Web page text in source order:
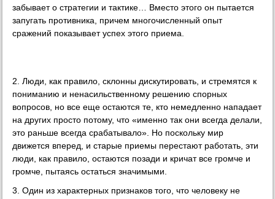
забывает о стратегии и тактике… Вместо этого он пытается
запугать противника, причем многочисленный опыт
сражений показывает успех этого приема.
2. Люди, как правило, склонны дискутировать, и стремятся к
пониманию и ненасильственному решению спорных
вопросов, но все еще остаются те, кто немедленно нападает
на других просто потому, что «именно так они всегда делали,
это раньше всегда срабатывало». Но поскольку мир
движется вперед, и старые приемы перестают работать, эти
люди, как правило, остаются позади и кричат все громче и
громче, пытаясь остаться значимыми.
3. Один из характерных признаков того, что человеку не